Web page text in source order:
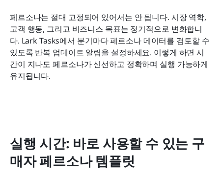
페르소나는 절대 고정되어 있어서는 안 됩니다. 시장 역학,
고객 행동, 그리고 비즈니스 목표는 정기적으로 변화합니
다. Lark Tasks에서 분기마다 페르소나 데이터를 검토할 수
있도록 반복 업데이트 알림을 설정하세요. 이렇게 하면 시
간이 지나도 페르소나가 신선하고 정확하며 실행 가능하게
유지됩니다.
실행 시간: 바로 사용할 수 있는 구
매자 페르소나 템플릿